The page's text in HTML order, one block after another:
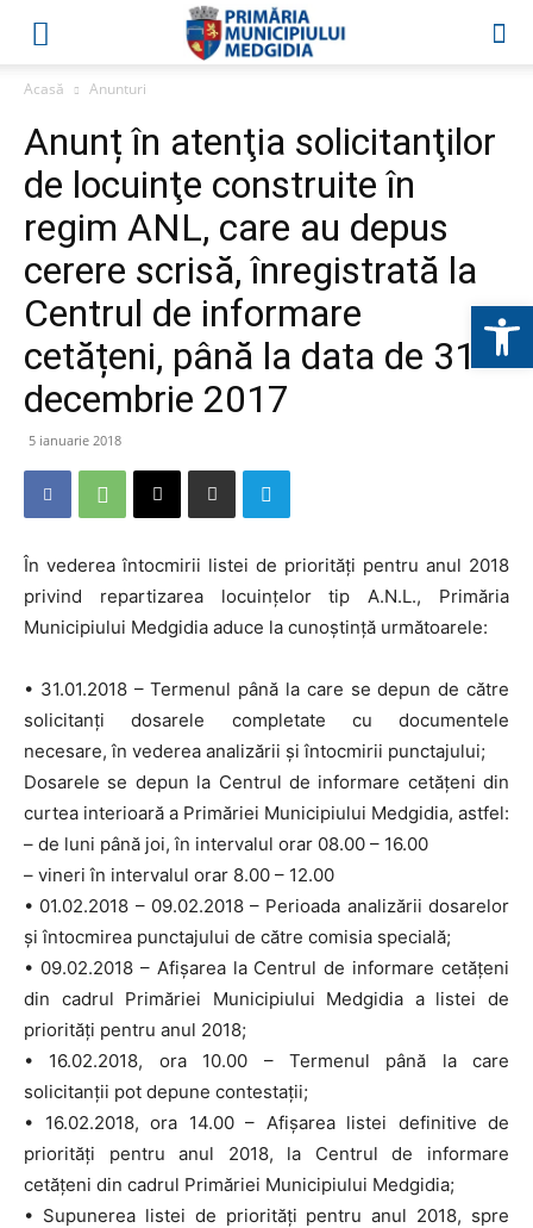
Acasă Anunturi
Anunț în atenţia solicitanţilor
de locuinţe construite în
regim ANL, care au depus
cerere scrisă, înregistrată la
Centrul de informare
cetățeni, până la data de 31
decembrie 2017
5 ianuarie 2018
În vederea întocmirii listei de priorităţi pentru anul 2018
privind repartizarea locuințelor tip A.N.L., Primăria
Municipiului Medgidia aduce la cunoştință următoarele:
• 31.01.2018 – Termenul până la care se depun de către
solicitanţi dosarele completate cu documentele
necesare, în vederea analizării şi întocmirii punctajului;
Dosarele se depun la Centrul de informare cetățeni din
curtea interioară a Primăriei Municipiului Medgidia, astfel:
– de luni până joi, în intervalul orar 08.00 – 16.00
– vineri în intervalul orar 8.00 – 12.00
• 01.02.2018 – 09.02.2018 – Perioada analizării dosarelor
şi întocmirea punctajului de către comisia specială;
• 09.02.2018 – Afişarea la Centrul de informare cetățeni
din cadrul Primăriei Municipiului Medgidia a listei de
priorităţi pentru anul 2018;
• 16.02.2018, ora 10.00 – Termenul până la care
solicitanții pot depune contestații;
• 16.02.2018, ora 14.00 – Afișarea listei definitive de
priorități pentru anul 2018, la Centrul de informare
cetățeni din cadrul Primăriei Municipiului Medgidia;
• Supunerea listei de priorităţi pentru anul 2018, spre